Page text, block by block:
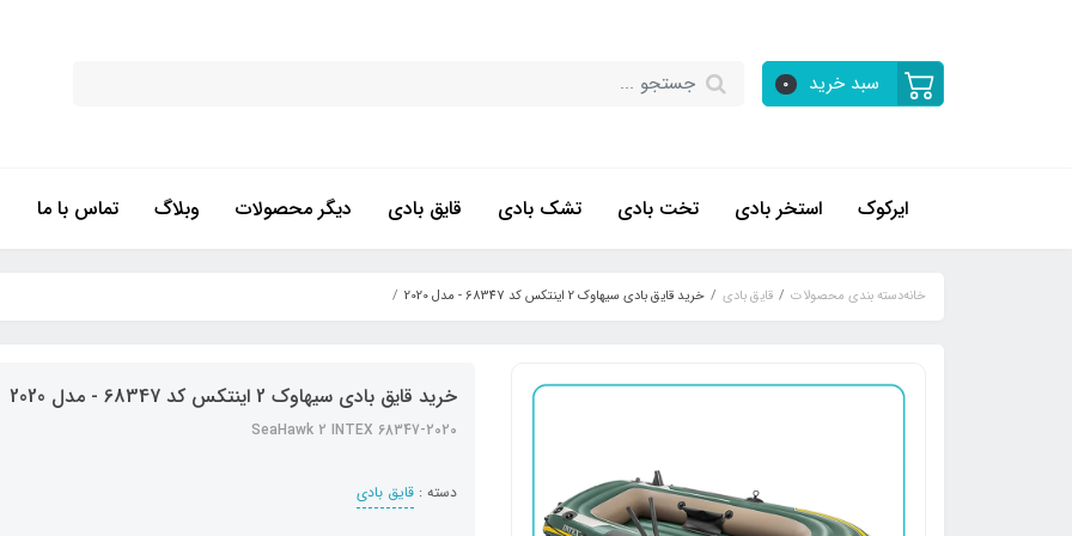
سبد خرید 0
ایرکوک استخر بادی تخت بادی تشک بادی قایق بادی دیگر محصولات وبلاگ تماس با ما
خانهدسته بندی محصولات قایق بادی خرید قایق بادی سیهاوک 2 اینتکس کد 68347 - مدل 2020
خرید قایق بادی سیهاوک 2 اینتکس کد 68347 - مدل 2020
2020-SeaHawk 2 INTEX 68347
دسته : قایق بادی